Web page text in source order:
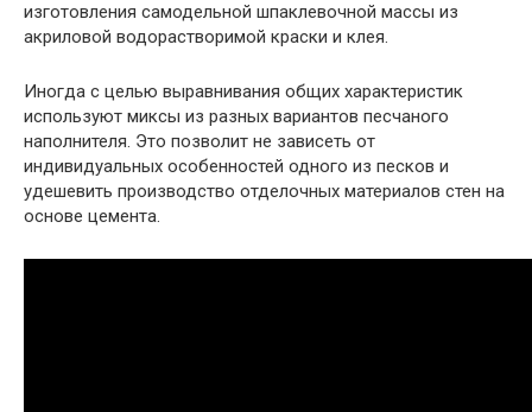
изготовления самодельной шпаклевочной массы из
акриловой водорастворимой краски и клея.
Иногда с целью выравнивания общих характеристик
используют миксы из разных вариантов песчаного
наполнителя. Это позволит не зависеть от
индивидуальных особенностей одного из песков и
удешевить производство отделочных материалов стен на
основе цемента.